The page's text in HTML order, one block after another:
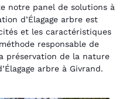
notre panel de solutions à
d’Élagage arbre est
et les caractéristiques
responsable de
préservation de la nature
arbre à Givrand.